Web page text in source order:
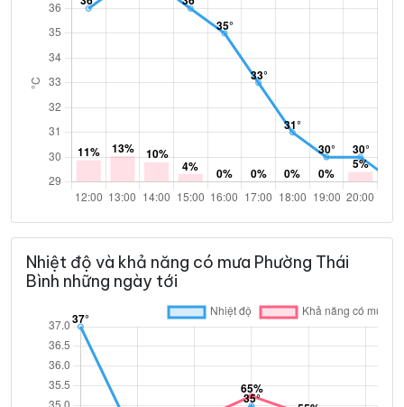
Nhiệt độ và khả năng có mưa Phường Thái
Bình những ngày tới